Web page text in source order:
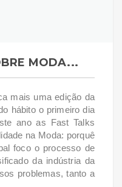
MODA...
mais uma edição da
hábito o primeiro dia
ano as Fast Talks
na Moda: porquê
foco o processo de
da indústria da
problemas, tanto a